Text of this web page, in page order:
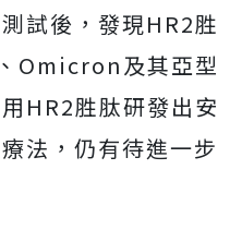
試後，發現HR2胜
Omicron及其亞型
HR2胜肽研發出安
法，仍有待進一步